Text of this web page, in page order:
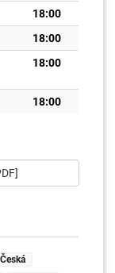
18:00
18:00
18:00
18:00